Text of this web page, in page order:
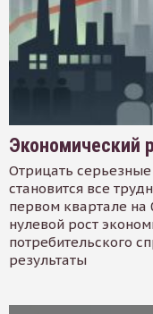
Экономический
Отрицать
становится все
первом квартале на
нулевой рост
потребительского
результаты